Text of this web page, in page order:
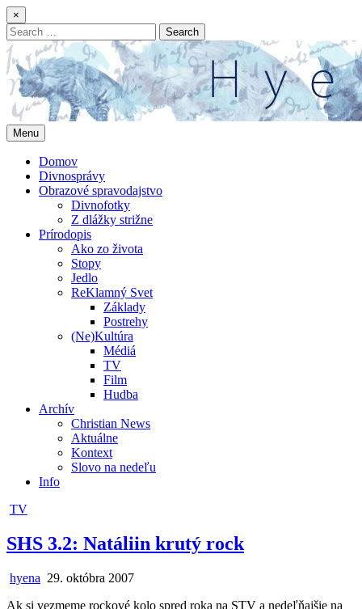
Skip
to
content
×
Search
for:
Menu
Domov
Divnosprávy
Obrazové spravodajstvo
Divnofotky
Z dlážky strižne
Prírodopis
Ako zo života
Stopy
Jedlo
ReKlamný Svet
Základy
Postrehy
(Ne)Kultúra
Médiá
TV
Film
Hudba
Archív
Christian News
Aktuálne
Kontext
Slovo na nedeľu
Info
Posted
TV
SHS 3.2: Natáliin krutý rock
Author:
hyena Published
29. októbra 2007
Ak si vezmeme rockové kolo spred roka na STV a nedeľňajšie na